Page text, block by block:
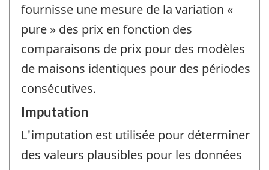
fournisse une mesure de la variation «
pure » des prix en fonction des
comparaisons de prix pour des modèles
de maisons identiques pour des périodes
consécutives.
Imputation
L'imputation est utilisée pour déterminer
des valeurs plausibles pour les données